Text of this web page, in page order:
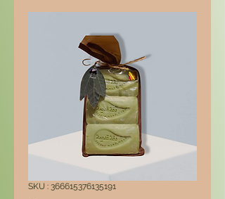
SKU : 366615376135191